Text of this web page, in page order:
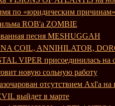
по «юридическим причинам»
ROB'a ZOMBIE
песня MESHUGGAH
COIL, ANNIHILATOR,
VIPER присоединилась
новую сольную работу
отсутствием Axl'a
выйдет в марте